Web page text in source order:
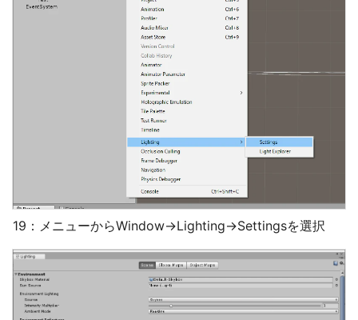
19：メニューからWindow→Lighting→Settingsを選択